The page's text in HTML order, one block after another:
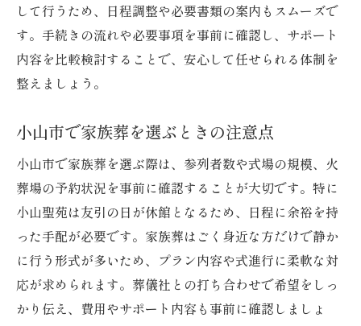
して行うため、日程調整や必要書類の案内もスムーズで
す。手続きの流れや必要事項を事前に確認し、サポート
内容を比較検討することで、安心して任せられる体制を
整えましょう。
小山市で家族葬を選ぶときの注意点
小山市で家族葬を選ぶ際は、参列者数や式場の規模、火
葬場の予約状況を事前に確認することが大切です。特に
小山聖苑は友引の日が休館となるため、日程に余裕を持
った手配が必要です。家族葬はごく身近な方だけで静か
に行う形式が多いため、プラン内容や式進行に柔軟な対
応が求められます。葬儀社との打ち合わせで希望をしっ
かり伝え、費用やサポート内容も事前に確認しましょ